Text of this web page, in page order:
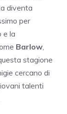
diventa
per
e la
Barlow
stagione
cercano di
talenti